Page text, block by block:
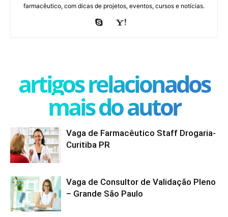
farmacêutico, com dicas de projetos, eventos, cursos e notícias.
artigos relacionados
mais do autor
Vaga de Farmacêutico Staff Drogaria-
Curitiba PR
Vaga de Consultor de Validação Pleno
– Grande São Paulo